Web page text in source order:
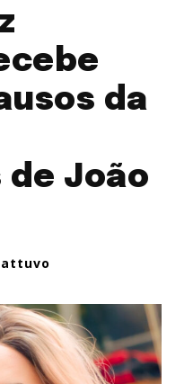
da
de João